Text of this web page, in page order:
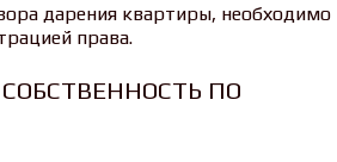
дарения квартиры, необходимо
права.
ПО